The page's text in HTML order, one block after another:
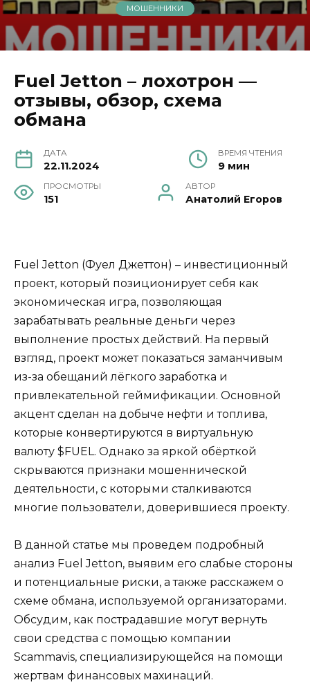
МОШЕННИКИ
Fuel Jetton – лохотрон —
отзывы, обзор, схема
обмана
ДАТА
22.11.2024
ВРЕМЯ ЧТЕНИЯ
9 мин
ПРОСМОТРЫ
151
АВТОР
Анатолий Егоров
Fuel Jetton (Фуел Джеттон) – инвестиционный
проект, который позиционирует себя как
экономическая игра, позволяющая
зарабатывать реальные деньги через
выполнение простых действий. На первый
взгляд, проект может показаться заманчивым
из-за обещаний лёгкого заработка и
привлекательной геймификации. Основной
акцент сделан на добыче нефти и топлива,
которые конвертируются в виртуальную
валюту $FUEL. Однако за яркой обёрткой
скрываются признаки мошеннической
деятельности, с которыми сталкиваются
многие пользователи, доверившиеся проекту.
В данной статье мы проведем подробный
анализ Fuel Jetton, выявим его слабые стороны
и потенциальные риски, а также расскажем о
схеме обмана, используемой организаторами.
Обсудим, как пострадавшие могут вернуть
свои средства с помощью компании
Scammavis, специализирующейся на помощи
жертвам финансовых махинаций.